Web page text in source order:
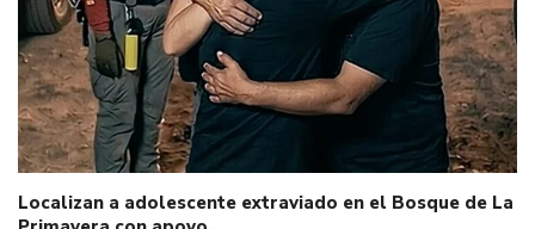
Localizan a adolescente extraviado en el Bosque de La